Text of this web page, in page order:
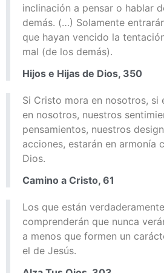
inclinación a pensar o hablar
demás. (…) Solamente
que hayan vencido la
mal (de los demás).
Hijos e Hijas de Dios, 350
Si Cristo mora en nosotros, si
en nosotros, nuestros
pensamientos, nuestros
acciones, estarán en armonía
Dios.
Camino a Cristo, 61
Los que están
comprenderán que nunca
a menos que formen un
el de Jesús.